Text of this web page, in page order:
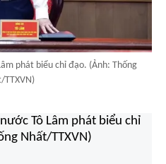
phát biểu chỉ đạo. (Ảnh: Thống
TTXVN)